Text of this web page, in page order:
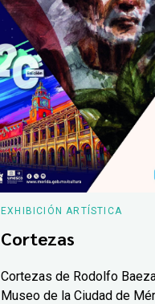
EXHIBICIÓN ARTÍSTICA
Cortezas
Cortezas de Rodolfo
Museo de la Ciudad de